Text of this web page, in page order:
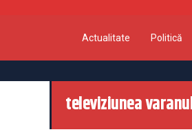
Actualitate Politică
televiziunea